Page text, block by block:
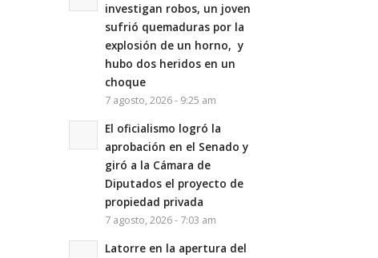
investigan robos, un joven
sufrió quemaduras por la
explosión de un horno, y
hubo dos heridos en un
choque
7 agosto, 2026 - 9:25 am
El oficialismo logró la
aprobación en el Senado y
giró a la Cámara de
Diputados el proyecto de
propiedad privada
7 agosto, 2026 - 7:03 am
Latorre en la apertura del